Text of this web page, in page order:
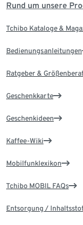
Rund um unsere
Tchibo Kataloge &
Bedienungsanleitungen
Ratgeber &
Geschenkkarte
Geschenkideen
Kaffee-Wiki
Mobilfunklexikon
Tchibo MOBIL FAQs
Entsorgung /